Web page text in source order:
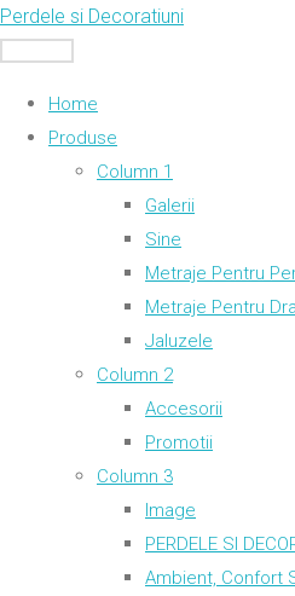
Skip
Perdele si Decoratiuni
Home
Produse
Column 1
Galerii
Sine
Metraje Pentru
Metraje Pentru
Jaluzele
Column 2
Accesorii
Promotii
Column 3
Image
PERDELE SI
Ambient, Confort